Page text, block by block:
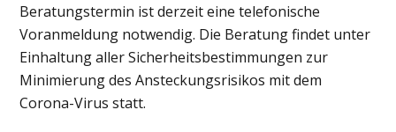
Beratungstermin ist derzeit eine telefonische
Voranmeldung notwendig. Die Beratung findet unter
Einhaltung aller Sicherheitsbestimmungen zur
Minimierung des Ansteckungsrisikos mit dem
Corona-Virus statt.